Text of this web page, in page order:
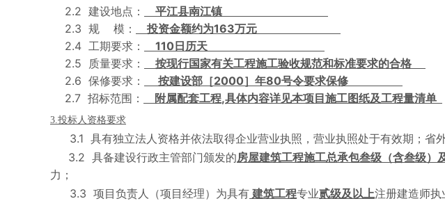
2.2 建设地点： 平江县南江镇
2.3 规 模： 投资金额约为163万元
2.4 工期要求： 110 日历天
2.5 质量要求： 按现行国家有关工程施工验收规范和标准要求的合格
2.6 保修要求： 按建设部［2000］年80号令要求保修
2.7 招标范围： 附属配套工程,具体内容详见本项目施工图纸及工程量清单
3.投标人资格要求
3.1 具有独立法人资格并依法取得企业营业执照，营业执照处于有效期；省
3.2 具备建设行政主管部门颁发的房屋建筑工程施工总承包叁级（含叁级）
力；
3.3 项目负责人（项目经理）为具有 建筑工程专业贰级及以上注册建造师执